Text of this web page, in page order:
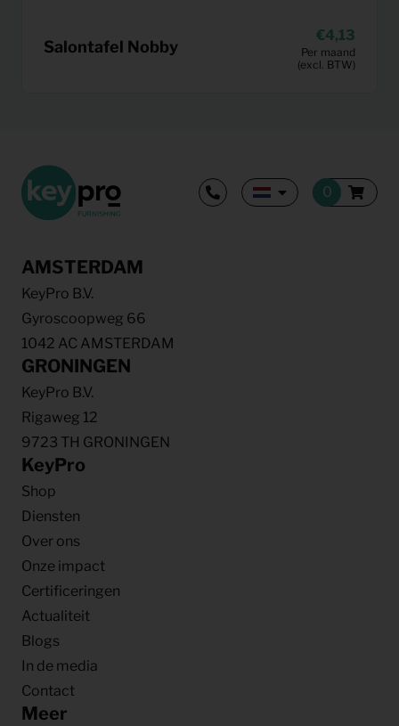
Salontafel Nobby
4,13
Per maand
(excl. BTW)
AMSTERDAM
KeyPro B.V.
Gyroscoopweg 66
1042 AC AMSTERDAM
GRONINGEN
KeyPro B.V.
Rigaweg 12
9723 TH GRONINGEN
KeyPro
Shop
Diensten
Over ons
Onze impact
Certificeringen
Actualiteit
Blogs
In de media
Contact
Meer